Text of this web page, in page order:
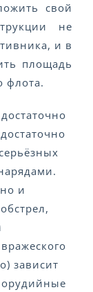
свой
не
и в
площадь
флота.
и
зависит
орудийные